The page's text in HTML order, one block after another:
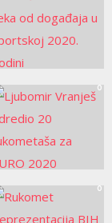
0
0